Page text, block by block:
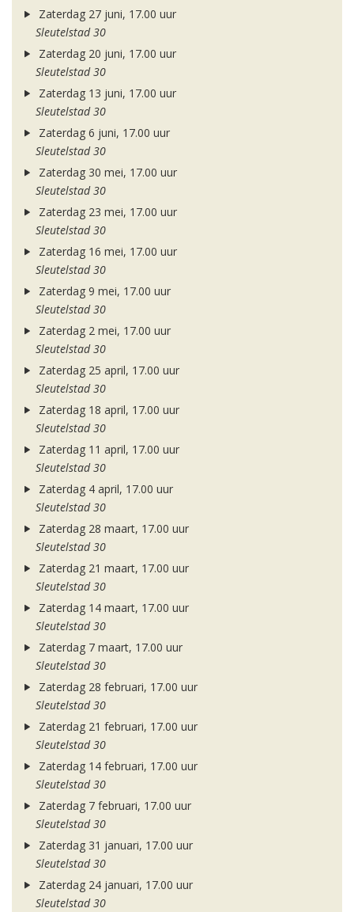
Zaterdag 27 juni, 17.00 uur
Sleutelstad 30
Zaterdag 20 juni, 17.00 uur
Sleutelstad 30
Zaterdag 13 juni, 17.00 uur
Sleutelstad 30
Zaterdag 6 juni, 17.00 uur
Sleutelstad 30
Zaterdag 30 mei, 17.00 uur
Sleutelstad 30
Zaterdag 23 mei, 17.00 uur
Sleutelstad 30
Zaterdag 16 mei, 17.00 uur
Sleutelstad 30
Zaterdag 9 mei, 17.00 uur
Sleutelstad 30
Zaterdag 2 mei, 17.00 uur
Sleutelstad 30
Zaterdag 25 april, 17.00 uur
Sleutelstad 30
Zaterdag 18 april, 17.00 uur
Sleutelstad 30
Zaterdag 11 april, 17.00 uur
Sleutelstad 30
Zaterdag 4 april, 17.00 uur
Sleutelstad 30
Zaterdag 28 maart, 17.00 uur
Sleutelstad 30
Zaterdag 21 maart, 17.00 uur
Sleutelstad 30
Zaterdag 14 maart, 17.00 uur
Sleutelstad 30
Zaterdag 7 maart, 17.00 uur
Sleutelstad 30
Zaterdag 28 februari, 17.00 uur
Sleutelstad 30
Zaterdag 21 februari, 17.00 uur
Sleutelstad 30
Zaterdag 14 februari, 17.00 uur
Sleutelstad 30
Zaterdag 7 februari, 17.00 uur
Sleutelstad 30
Zaterdag 31 januari, 17.00 uur
Sleutelstad 30
Zaterdag 24 januari, 17.00 uur
Sleutelstad 30